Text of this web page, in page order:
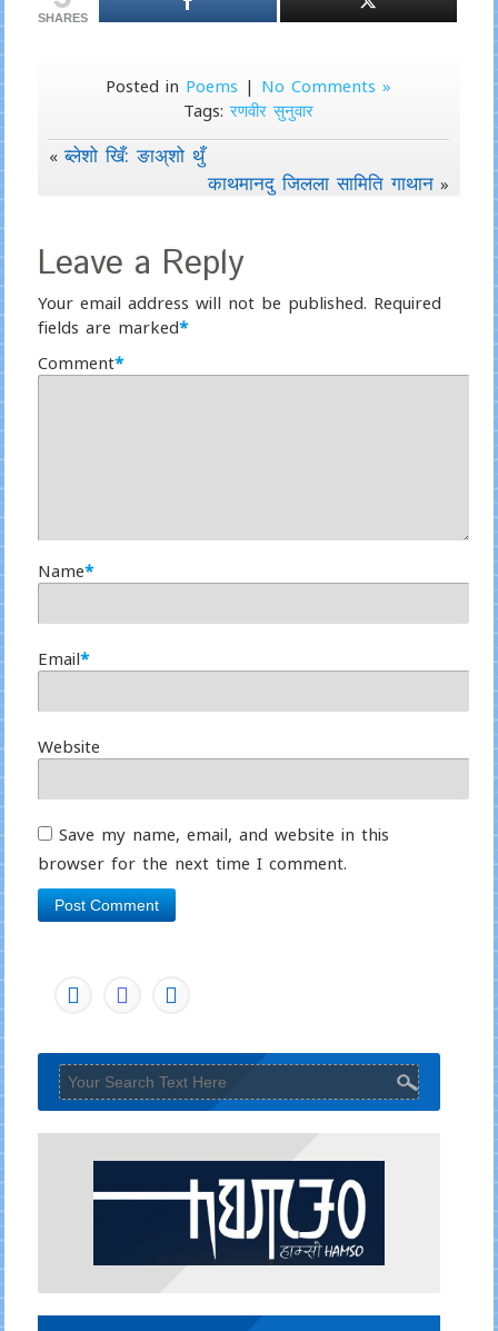
SHARES
Posted in Poems | No Comments »
Tags:रणवीर सुनुवार
«ब्लेशो खिँ: ङाअ्शो थुँ
काथमानदु जिलला सामिति गाथान »
Leave a Reply
Your email address will not be published. Required
fields are marked*
Comment*
Name*
Email*
Website
Save my name, email, and website in this
browser for the next time I comment.